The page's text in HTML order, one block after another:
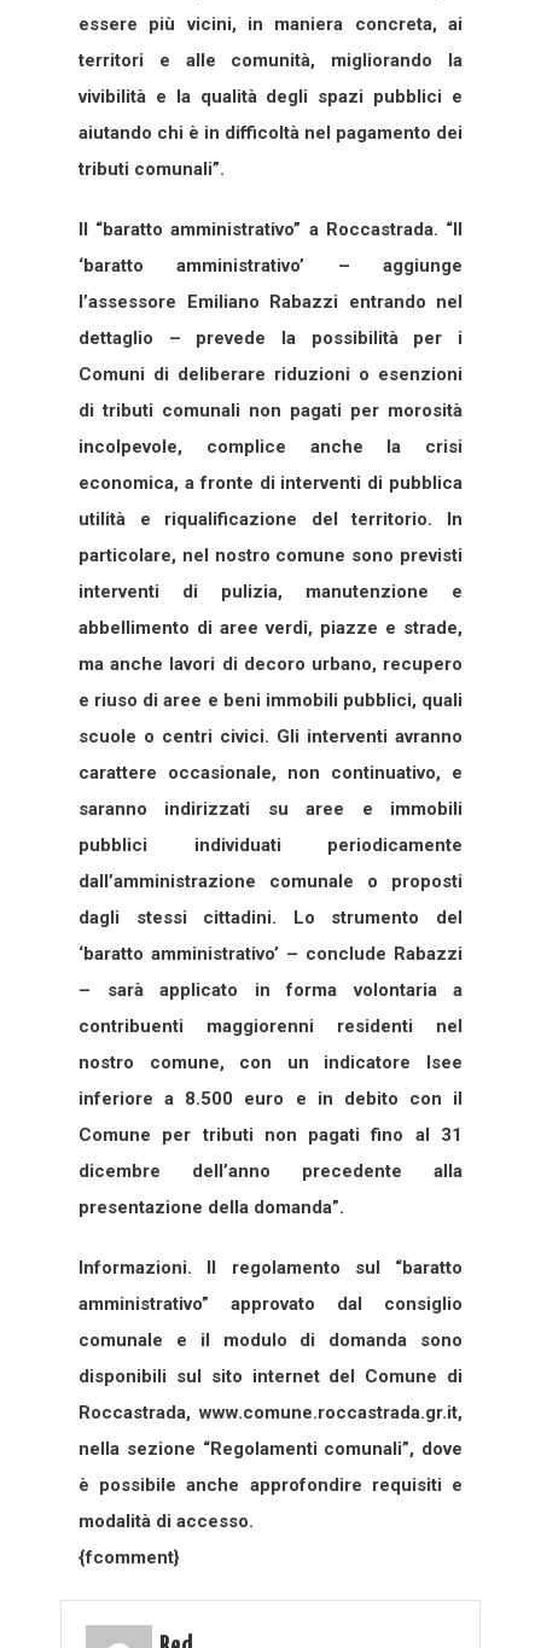
essere più vicini, in maniera concreta, ai
territori e alle comunità, migliorando la
vivibilità e la qualità degli spazi pubblici e
aiutando chi è in difficoltà nel pagamento dei
tributi comunali”.
Il “baratto amministrativo” a Roccastrada. “Il
‘baratto amministrativo’ – aggiunge
l’assessore Emiliano Rabazzi entrando nel
dettaglio – prevede la possibilità per i
Comuni di deliberare riduzioni o esenzioni
di tributi comunali non pagati per morosità
incolpevole, complice anche la crisi
economica, a fronte di interventi di pubblica
utilità e riqualificazione del territorio. In
particolare, nel nostro comune sono previsti
interventi di pulizia, manutenzione e
abbellimento di aree verdi, piazze e strade,
ma anche lavori di decoro urbano, recupero
e riuso di aree e beni immobili pubblici, quali
scuole o centri civici. Gli interventi avranno
carattere occasionale, non continuativo, e
saranno indirizzati su aree e immobili
pubblici individuati periodicamente
dall’amministrazione comunale o proposti
dagli stessi cittadini. Lo strumento del
‘baratto amministrativo’ – conclude Rabazzi
– sarà applicato in forma volontaria a
contribuenti maggiorenni residenti nel
nostro comune, con un indicatore Isee
inferiore a 8.500 euro e in debito con il
Comune per tributi non pagati fino al 31
dicembre dell’anno precedente alla
presentazione della domanda”.
Informazioni. Il regolamento sul “baratto
amministrativo” approvato dal consiglio
comunale e il modulo di domanda sono
disponibili sul sito internet del Comune di
Roccastrada, www.comune.roccastrada.gr.it,
nella sezione “Regolamenti comunali”, dove
è possibile anche approfondire requisiti e
modalità di accesso.
{fcomment}